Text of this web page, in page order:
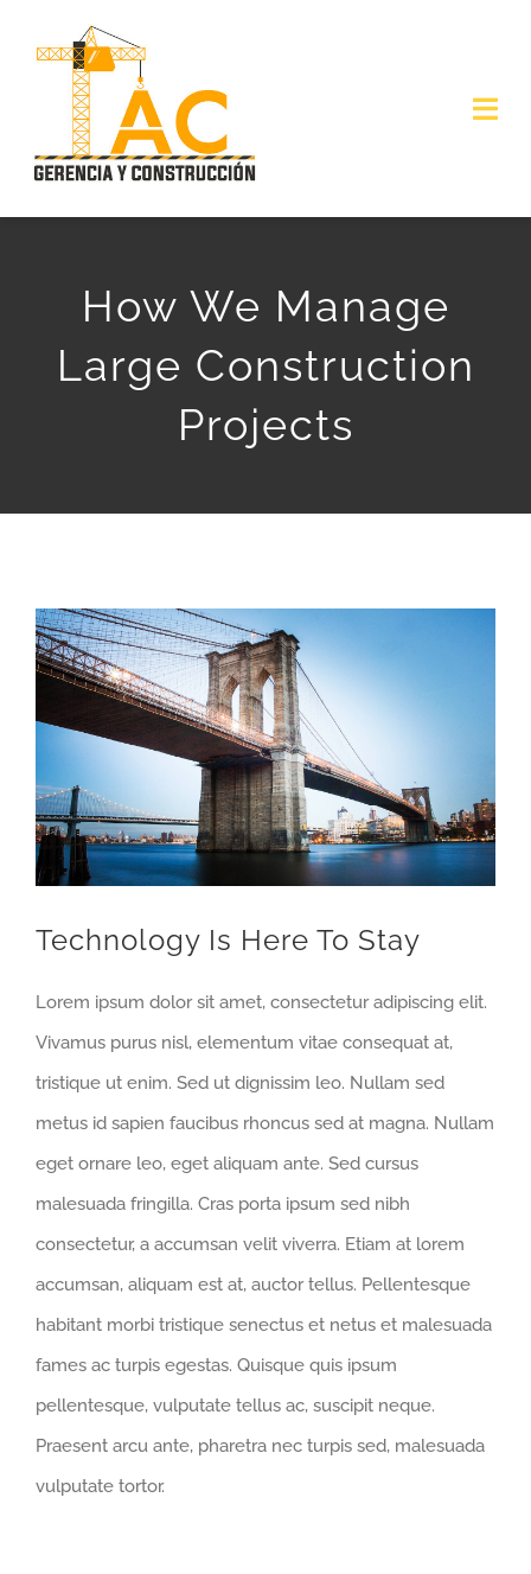
How We Manage
Large Construction
Projects
View
Larger
Technology Is Here To Stay
Lorem ipsum dolor sit amet, consectetur adipiscing elit.
Vivamus purus nisl, elementum vitae consequat at,
tristique ut enim. Sed ut dignissim leo. Nullam sed
metus id sapien faucibus rhoncus sed at magna. Nullam
eget ornare leo, eget aliquam ante. Sed cursus
malesuada fringilla. Cras porta ipsum sed nibh
consectetur, a accumsan velit viverra. Etiam at lorem
accumsan, aliquam est at, auctor tellus. Pellentesque
habitant morbi tristique senectus et netus et malesuada
fames ac turpis egestas. Quisque quis ipsum
pellentesque, vulputate tellus ac, suscipit neque.
Praesent arcu ante, pharetra nec turpis sed, malesuada
vulputate tortor.